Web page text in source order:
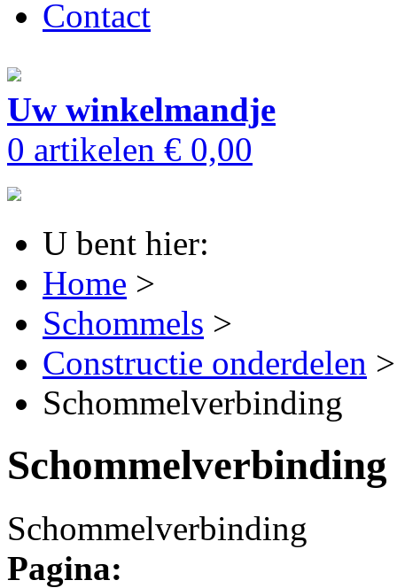
Contact
Uw winkelmandje
0 artikelen € 0,00
U bent hier:
Home >
Schommels >
Constructie onderdelen >
Schommelverbinding
Schommelverbinding
Schommelverbinding
Pagina: